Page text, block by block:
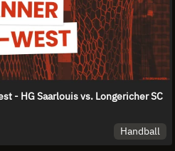
- HG Saarlouis vs. Longericher SC
Handball